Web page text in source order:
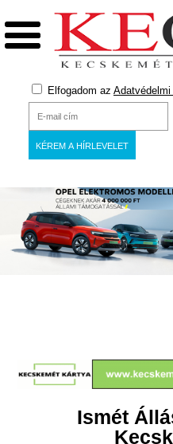
Elfogadom az
Ismét